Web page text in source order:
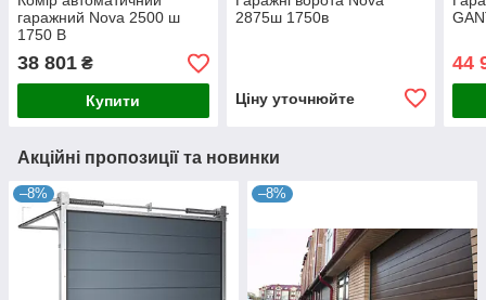
гаражний Nova 2500 ш
1750 В
38 801 ₴
Купити
2875ш 1750в
Ціну уточнюйте
44
Акційні пропозиції та новинки
–8% –8%